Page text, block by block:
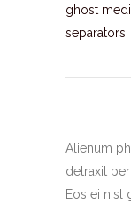
ghost
separators
Alienum
detraxit
Eos ei nisl